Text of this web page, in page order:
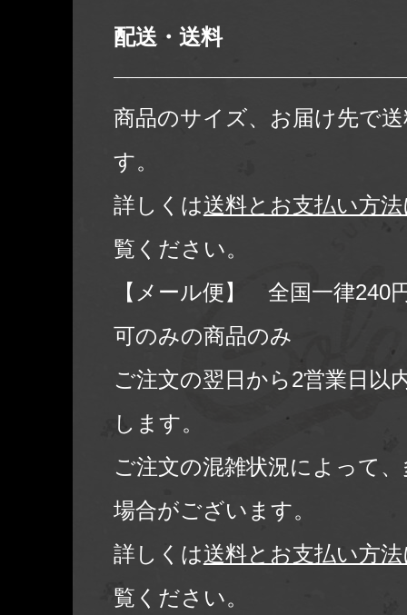
配送・送料
商品のサイズ、お届け先で
す。
詳しくは送料とお支払い方
覧ください。
【メール便】 全国一律240
可のみの商品のみ
ご注文の翌日から2営業日以
します。
ご注文の混雑状況によって
場合がございます。
詳しくは送料とお支払い方
覧ください。